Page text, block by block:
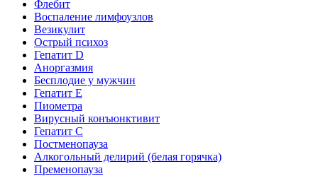
Флебит
Воспаление лимфоузлов
Везикулит
Острый психоз
Гепатит D
Аноргазмия
Бесплодие у мужчин
Гепатит E
Пиометра
Вирусный конъюнктивит
Гепатит C
Постменопауза
Алкогольный делирий (белая горячка)
Пременопауза